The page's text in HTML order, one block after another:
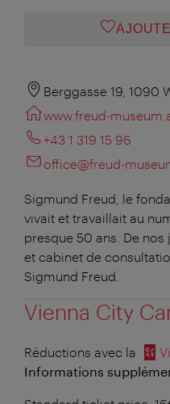
Berggasse 19, 1090
www.freud-
+43 1 319 15 96
office@freud-
Sigmund Freud, le
vivait et travaillait au
presque 50 ans. De
et cabinet de
Sigmund Freud.
Vienna City
Réductions avec la
Informations